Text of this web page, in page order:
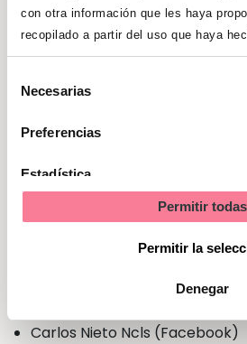
con otra información que les haya
recopilado a partir del uso que haya
Necesarias
Preferencias
Estadística
Permitir todas
Permitir la
Denegar
¡Sorteamos 6 packs de
y cuidado para el bebé!
Sorteo válido hasta el hasta el
Ganadores del
@marinamneira (Instagram)
Amparo Calatayud Murillo
Carlos Nieto Ncls (Facebook)